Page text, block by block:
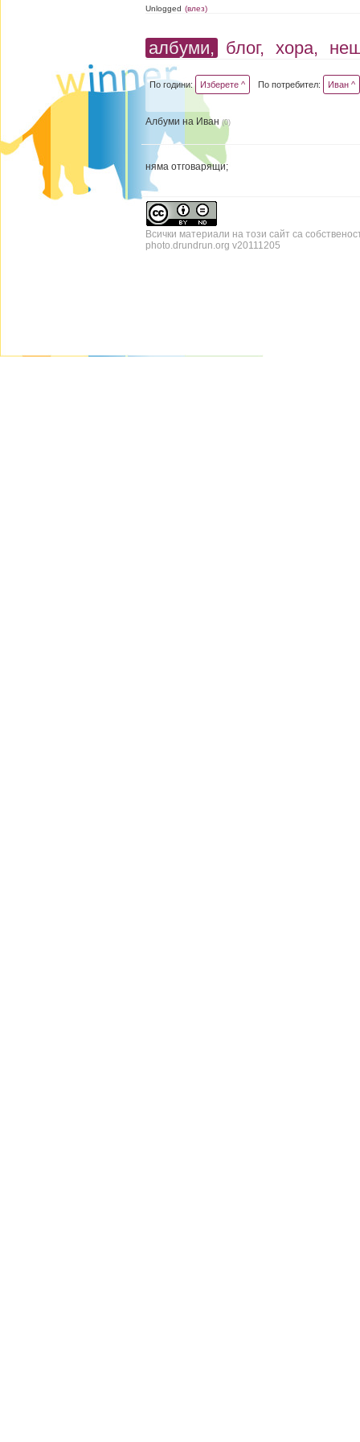
Unlogged (влез)
албуми, блог, хора,
По години: Изберете ^ По потребител: Иван ^
Албуми на Иван(0)
няма отговарящи;
Всички материали на този сайт са
photo.drundrun.org v20111205